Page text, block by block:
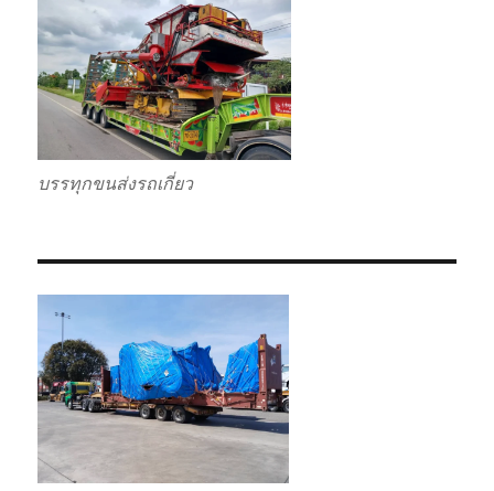
บรรทุกขนส่งรถเกี่ยว